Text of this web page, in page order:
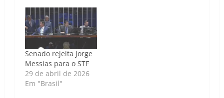
Senado rejeita Jorge
Messias para o STF
29 de abril de 2026
Em "Brasil"